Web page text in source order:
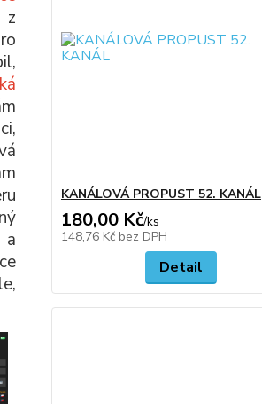
z
a
KANÁLOVÁ PROPUST 52. KANÁL
180,00 Kč/ks
148,76 Kč bez DPH
Detail